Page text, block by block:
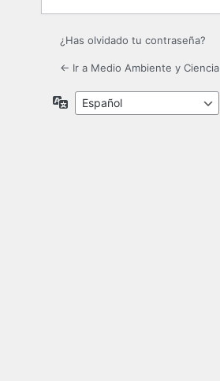
¿Has olvidado tu contraseña?
← Ir a Medio Ambiente y Ciencia
Idioma